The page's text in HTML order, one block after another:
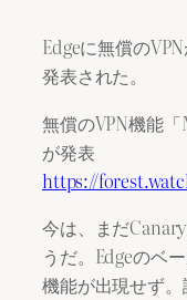
Edgeに無償の
発表された。
無償のVPN機能「
が発表
https://
今は、まだ
うだ。Edgeのベ
機能が出現せず。